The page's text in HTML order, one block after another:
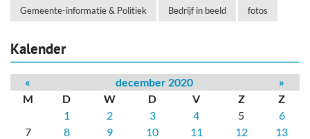
Gemeente-informatie & Politiek Bedrijf in beeld fotos
Kalender
« december 2020
»
M
D W D V Z
Z
1
2 3 4 5
6
7
8 9 10 11 12
13